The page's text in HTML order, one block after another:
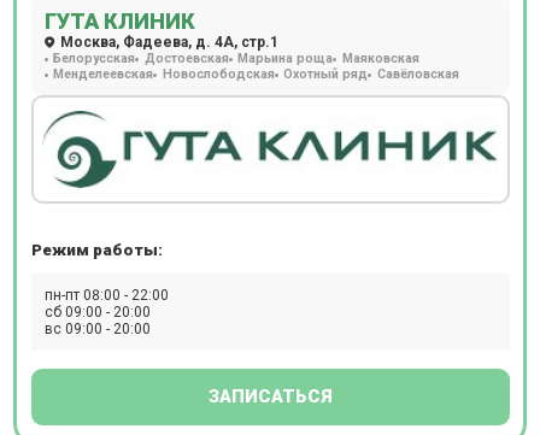
обследовать пациентов с массой тела до 120 кг. В центре
можно пройти МР исследование с контрастом.
Расположен в 5 минутах от станции м. Комсомольская.
Прием происходит по предварительной записи.
ГУТА КЛИНИК
Москва, Фадеева, д. 4А, стр.1
Белорусская Достоевская Марьина роща Маяковская
Менделеевская Новослободская Охотный ряд Савёловская
Режим работы:
пн-пт 08:00 - 22:00
сб 09:00 - 20:00
вс 09:00 - 20:00
ЗАПИСАТЬСЯ